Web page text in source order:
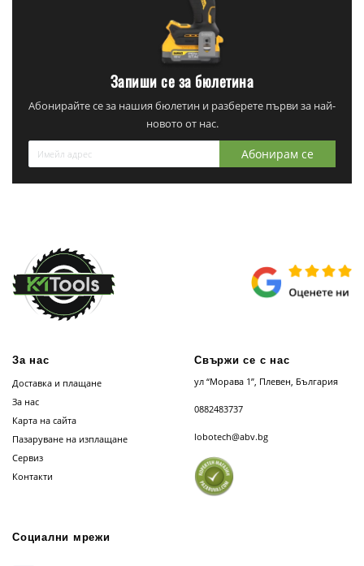
Запиши се за бюлетина
Абонирайте се за нашия бюлетин и разберете първи за най-
новото от нас.
Абонирам се
За нас
Доставка и плащане
За нас
Карта на сайта
Пазаруване на изплащане
Сервиз
Контакти
Свържи се с нас
ул “Морава 1”, Плевен, България
0882483737
lobotech@abv.bg
Социални мрежи